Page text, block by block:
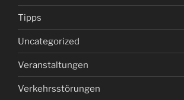
Tipps
Uncategorized
Veranstaltungen
Verkehrsstörungen